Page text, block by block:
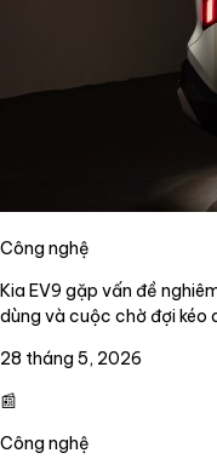
Công nghệ
Kia EV9 gặp vấn đề
dùng và cuộc chờ đợi kéo
28 tháng 5, 2026
📰
Công nghệ